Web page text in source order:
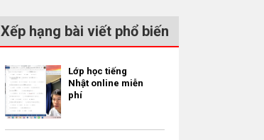
Xếp hạng bài viết phổ biến
Lớp học tiếng
Nhật online miễn
phí